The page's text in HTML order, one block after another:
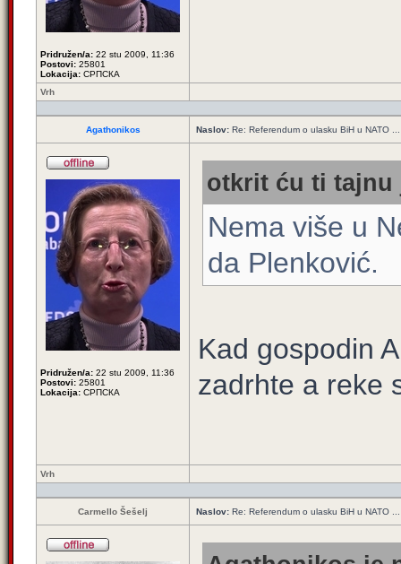
Pridružen/a: 22 stu 2009, 11:36
Postovi: 25801
Lokacija: СРПСКА
Vrh
Agathonikos Naslov: Re: Referendum o ulasku BiH u NATO ...
Pridružen/a: 22 stu 2009, 11:36
Postovi: 25801
Lokacija: СРПСКА
otkrit ću ti tajnu
Nema više u
da Plenković.
Kad gospodin
zadrhte a reke
Vrh
Carmello Šešelj Naslov: Re: Referendum o ulasku BiH u NATO ...